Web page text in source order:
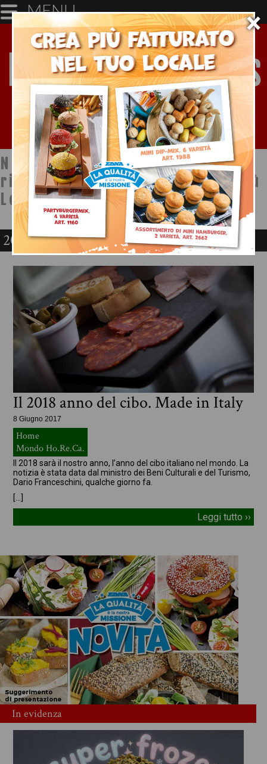
×
MENU
Notizie dal mondo della
ristorazione a cura di Ristopiù
Lombardia SpA
2018
Il 2018 anno del cibo. Made in Italy
8 Giugno 2017
Home
Mondo Ho.Re.Ca.
Il 2018 sarà il nostro anno, l’anno del cibo italiano nel mondo. La
notizia è stata data dal ministro dei Beni Culturali e del Turismo,
Dario Franceschini, qualche giorno fa.
[…]
Leggi tutto ››
In evidenza